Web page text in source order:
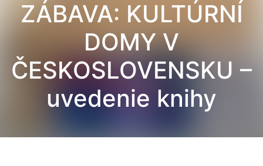
ZÁBAVA: KULTÚRNÍ
DOMY V
ČESKOSLOVENSKU –
uvedenie knihy